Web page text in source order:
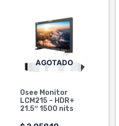
AGOTADO
Osee Monitor
LCM215 – HDR+
21.5″ 1500 nits